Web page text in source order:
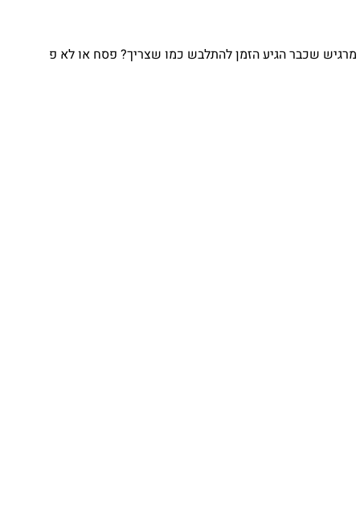
שכבר הגיע הזמן להתלבש כמו שצריך? פסח או לא פ